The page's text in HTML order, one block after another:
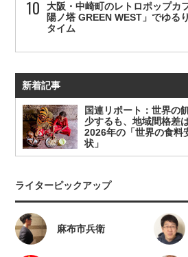
大阪・中崎町のレトロポップカ
陽ノ塔 GREEN WEST」でゆる
タイム
新着記事
国連リポート：世界の
少するも、地域間格差
2026年の「世界の食料
状」
ライターピックアップ
麻布市兵衛